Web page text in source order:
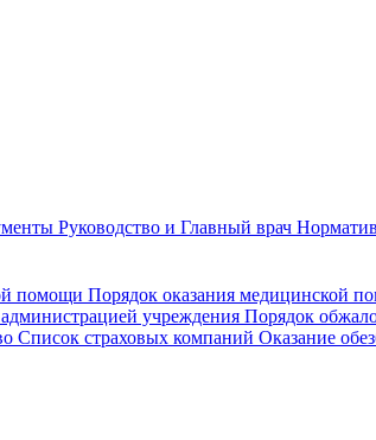
Руководство и Главный врач
помощи Порядок оказания медицинской
учреждения Порядок
Список страховых компаний Оказание